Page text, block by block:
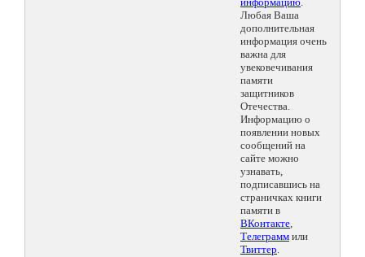
Любая Ваша
дополнительная
информация очень
важна для
увековечивания
памяти
защитников
Отечества.
Информацию о
появлении новых
сообщений на
сайте можно
узнавать,
подписавшись на
страничках книги
памяти в
ВКонтакте,
Телеграмм или
Твиттер.